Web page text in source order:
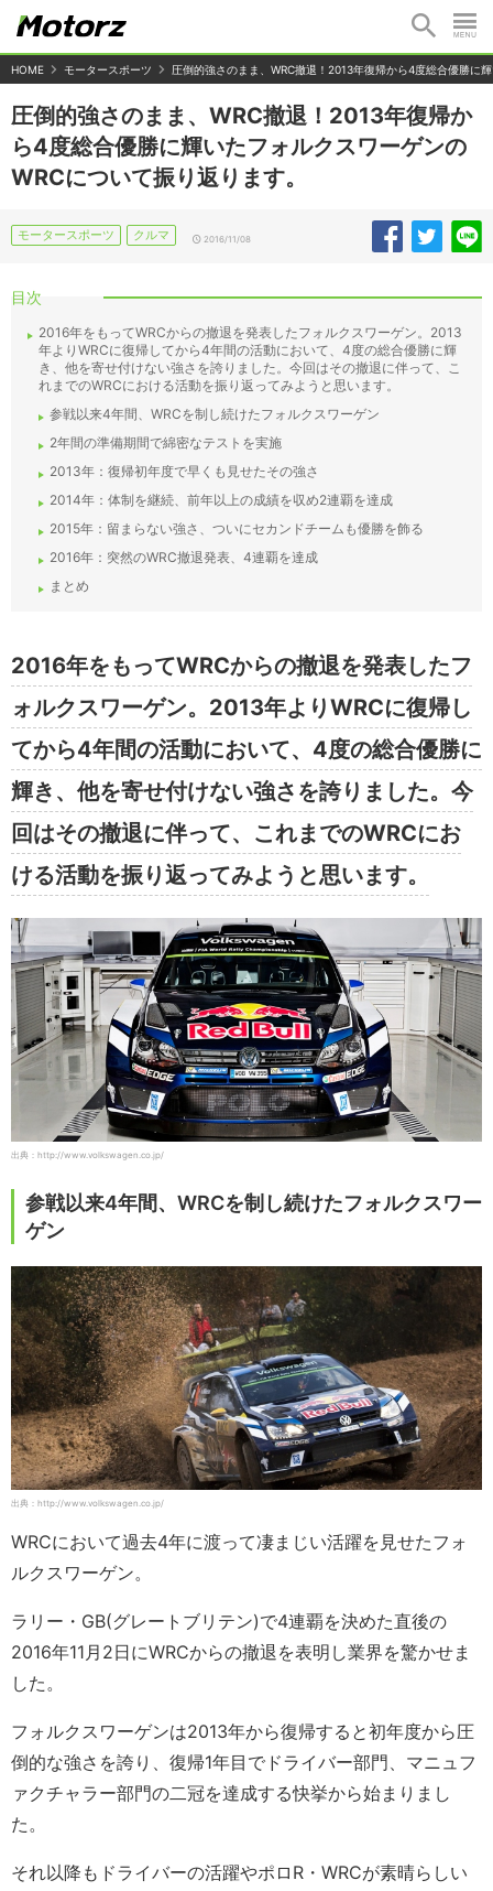
HOME モータースポーツ 圧倒的強さのまま、WRC撤退！2013年復帰から4度総合優勝に
圧倒的強さのまま、WRC撤退！2013年復帰か
ら4度総合優勝に輝いたフォルクスワーゲンの
WRCについて振り返ります。
モータースポーツ クルマ 2016/11/08
目次
2016年をもってWRCからの撤退を発表したフォルクスワーゲン。2013
年よりWRCに復帰してから4年間の活動において、4度の総合優勝に輝
き、他を寄せ付けない強さを誇りました。今回はその撤退に伴って、こ
れまでのWRCにおける活動を振り返ってみようと思います。
参戦以来4年間、WRCを制し続けたフォルクスワーゲン
2年間の準備期間で綿密なテストを実施
2013年：復帰初年度で早くも見せたその強さ
2014年：体制を継続、前年以上の成績を収め2連覇を達成
2015年：留まらない強さ、ついにセカンドチームも優勝を飾る
2016年：突然のWRC撤退発表、4連覇を達成
まとめ
2016年をもってWRCからの撤退を発表したフ
ォルクスワーゲン。2013年よりWRCに復帰し
てから4年間の活動において、4度の総合優勝に
輝き、他を寄せ付けない強さを誇りました。今
回はその撤退に伴って、これまでのWRCにお
ける活動を振り返ってみようと思います。
出典：http://www.volkswagen.co.jp/
参戦以来4年間、WRCを制し続けたフォルクスワー
ゲン
出典：http://www.volkswagen.co.jp/
WRCにおいて過去4年に渡って凄まじい活躍を見せたフォ
ルクスワーゲン。
ラリー・GB(グレートブリテン)で4連覇を決めた直後の
2016年11月2日にWRCからの撤退を表明し業界を驚かせま
した。
フォルクスワーゲンは2013年から復帰すると初年度から圧
倒的な強さを誇り、復帰1年目でドライバー部門、マニュフ
ァクチャラー部門の二冠を達成する快挙から始まりまし
た。
それ以降もドライバーの活躍やポロR・WRCが素晴らしい